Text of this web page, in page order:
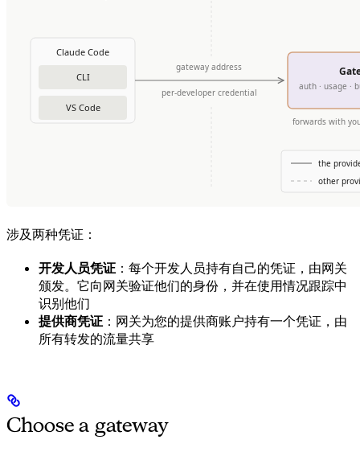
涉及两种凭证：
开发人员凭证 ：每个开发人员持有自己的凭证，由网关
颁发。它向网关验证他们的身份，并在使用情况跟踪中
识别他们
提供商凭证 ：网关为您的提供商账户持有一个凭证，由
所有转发的流量共享
Choose a gateway